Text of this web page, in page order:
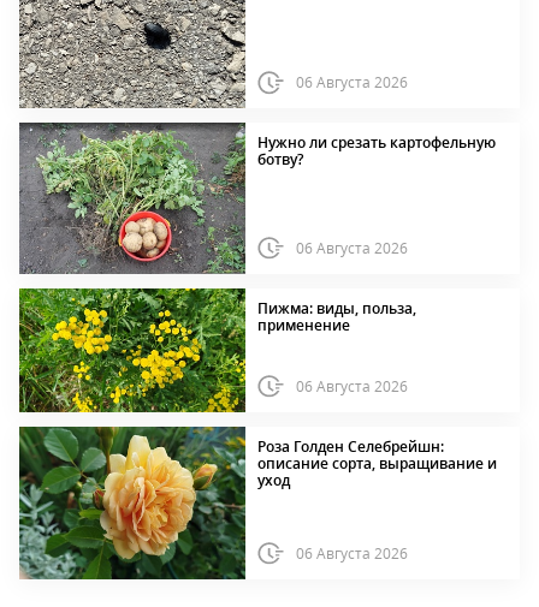
06 Августа 2026
Нужно ли срезать картофельную
ботву?
06 Августа 2026
Пижма: виды, польза,
применение
06 Августа 2026
Роза Голден Селебрейшн:
описание сорта, выращивание и
уход
06 Августа 2026